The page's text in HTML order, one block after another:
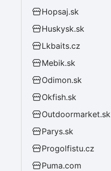
Hopsaj.sk
Huskysk.sk
Lkbaits.cz
Mebik.sk
Odimon.sk
Okfish.sk
Outdoormarket.sk
Parys.sk
Progolfistu.cz
Puma.com